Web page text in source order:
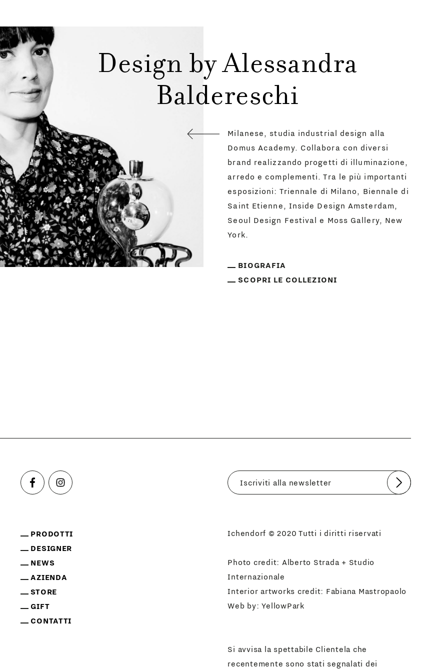
Design by Alessandra
Baldereschi
Milanese, studia industrial design alla
Domus Academy. Collabora con diversi
brand realizzando progetti di illuminazione,
arredo e complementi. Tra le più importanti
esposizioni: Triennale di Milano, Biennale di
Saint Etienne, Inside Design Amsterdam,
Seoul Design Festival e Moss Gallery, New
York.
BIOGRAFIA
SCOPRI LE COLLEZIONI
PRODOTTI
DESIGNER
NEWS
AZIENDA
STORE
GIFT
CONTATTI
Invia
Ichendorf © 2020 Tutti i diritti riservati
Photo credit: Alberto Strada + Studio
Internazionale
Interior artworks credit: Fabiana Mastropaolo
Web by:YellowPark
Si avvisa la spettabile Clientela che
recentemente sono stati segnalati dei